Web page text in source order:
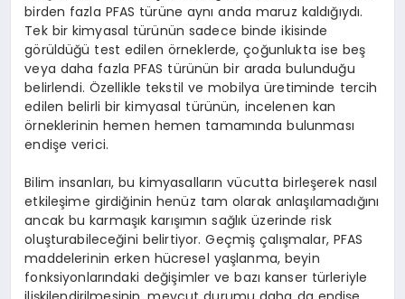
birden fazla PFAS türüne aynı anda maruz kaldığıydı.
Tek bir kimyasal türünün sadece binde ikisinde
görüldüğü test edilen örneklerde, çoğunlukta ise beş
veya daha fazla PFAS türünün bir arada bulunduğu
belirlendi. Özellikle tekstil ve mobilya üretiminde tercih
edilen belirli bir kimyasal türünün, incelenen kan
örneklerinin hemen hemen tamamında bulunması
endişe verici.
Bilim insanları, bu kimyasalların vücutta birleşerek nasıl
etkileşime girdiğinin henüz tam olarak anlaşılamadığını
ancak bu karmaşık karışımın sağlık üzerinde risk
oluşturabileceğini belirtiyor. Geçmiş çalışmalar, PFAS
maddelerinin erken hücresel yaşlanma, beyin
fonksiyonlarındaki değişimler ve bazı kanser türleriyle